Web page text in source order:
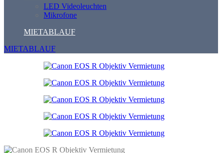
LED Videoleuchten
Mikrofone
MIETABLAUF
MIETABLAUF